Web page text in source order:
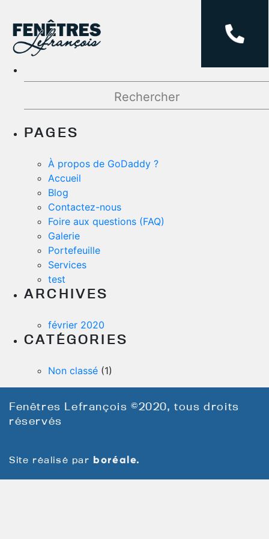
Rechercher :
PAGES
À propos de GoDaddy ?
Accueil
Blog
Contactez-nous
Foire aux questions (FAQ)
Galerie
Portefeuille
Services
test
ARCHIVES
février 2020
CATÉGORIES
Non classé (1)
Fenêtres Lefrançois©2020, tous droits
réservés
Site réalisé par boréale.